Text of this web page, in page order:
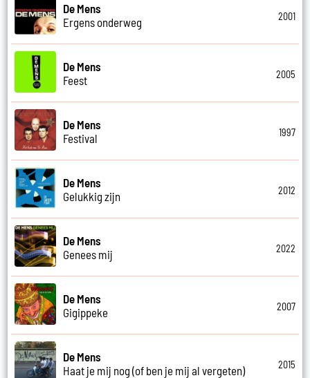
De Mens
Ergens onderweg
2001
De Mens
Feest
2005
De Mens
Festival
1997
De Mens
Gelukkig zijn
2012
De Mens
Genees mij
2022
De Mens
Gigippeke
2007
De Mens
Haat je mij nog (of ben je mij al vergeten)
2015